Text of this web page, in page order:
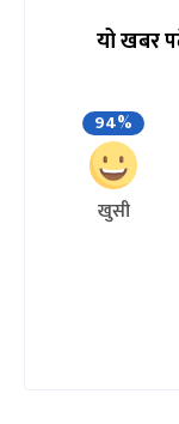
यो खबर
94%
खुसी